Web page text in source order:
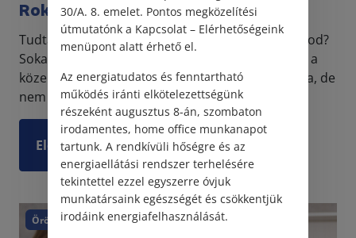
Rokonok jogilag
Tudtad, hogy a testvéred nem egyenesági rokonod?
Sokan hiszik, hogy az egyenesági rokon kifejezés a
közeli hozzátartozó, vagy a vérrokon szinonimája, de
nem így van. Nézzük meg, jogilag ki a rokonu...
Elolvasom
Örökség
30/A. 8. emelet. Pontos megközelítési
útmutatónk a Kapcsolat – Elérhetőségeink
menüpont alatt érhető el.
Az energiatudatos és fenntartható
működés iránti elkötelezettségünk
részeként augusztus 8-án, szombaton
irodamentes, home office munkanapot
tartunk. A rendkívüli hőségre és az
energiaellátási rendszer terhelésére
tekintettel ezzel egyszerre óvjuk
munkatársaink egészségét és csökkentjük
irodáink energiafelhasználását.